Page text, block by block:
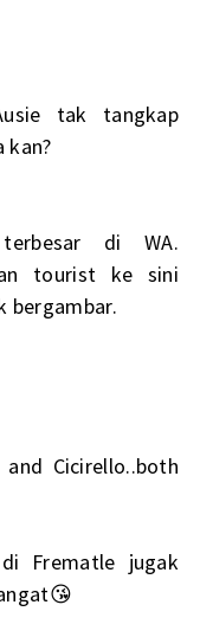
tak tangkap
kan?
terbesar di WA.
tourist ke sini
bergambar.
Cicirello..both
Frematle jugak